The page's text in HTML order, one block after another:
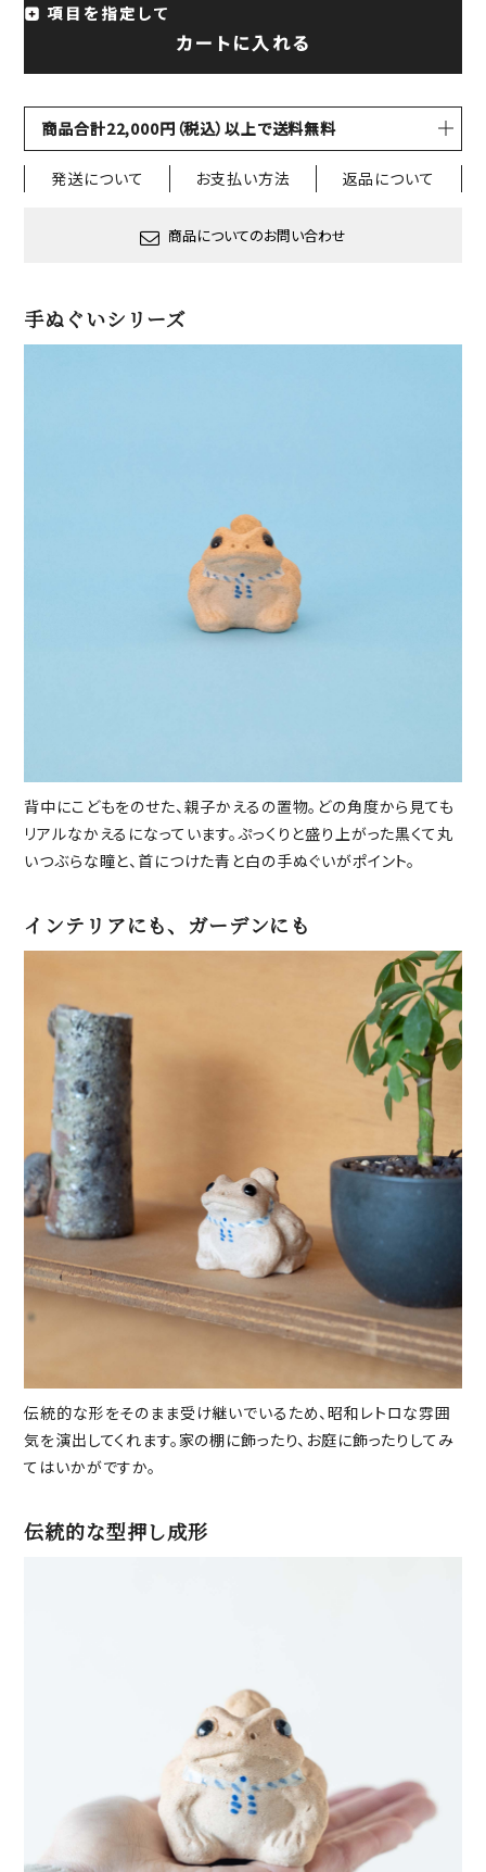
項目を指定して
カートに入れる
商品合計22,000円（税込）以上で送料無料
発送について お支払い方法 返品について
商品についてのお問い合わせ
手ぬぐいシリーズ
背中にこどもをのせた、親子かえるの置物。どの角度から見ても
リアルなかえるになっています。ぷっくりと盛り上がった黒くて丸
いつぶらな瞳と、首につけた青と白の手ぬぐいがポイント。
インテリアにも、ガーデンにも
伝統的な形をそのまま受け継いでいるため、昭和レトロな雰囲
気を演出してくれます。家の棚に飾ったり、お庭に飾ったりしてみ
てはいかがですか。
伝統的な型押し成形